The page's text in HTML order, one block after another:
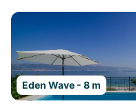
Eden Wave - 8 m